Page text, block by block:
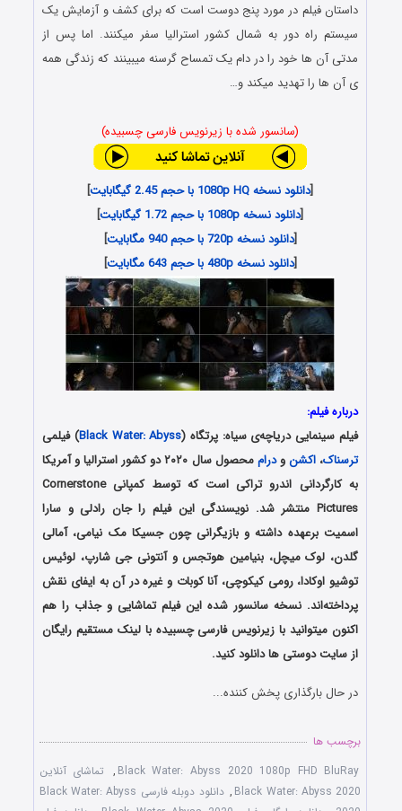
داستان فیلم در مورد پنج دوست است که برای کشف و آزمایش یک
سیستم راه دور به شمال کشور استرالیا سفر میکنند. اما پس از
مدتی آن ها خود را در دام یک تمساح گرسنه میبینند که زندگی همه
ی آن ها را تهدید میکند و…
(سانسور شده با زیرنویس فارسی چسبیده)
[دانلود نسخه 1080p HQ با حجم 2.45 گیگابایت
]
[دانلود نسخه 1080p با حجم 1.72 گیگابایت
]
[دانلود نسخه 720p با حجم 940 مگابایت
]
[دانلود نسخه 480p با حجم 643 مگابایت ]
درباره فیلم:
فیلم سینمایی دریاچه‌ی سیاه: پرتگاه (Black Water: Abyss) فیلمی
ترسناک،اکشنودرام
محصول سال ۲۰۲۰ دو کشور استرالیا و آمریکا
به کارگردانی اندرو تراکی است که توسط کمپانی Cornerstone
Pictures منتشر شد. نویسندگی این فیلم را جان رادلی و سارا
اسمیت برعهده داشته و بازیگرانی چون جسیکا مک نیامی، آمالی
گلدن، لوک میچل، بنیامین هوتجس و آنتونی جی شارپ، لوئیس
توشیو اوکادا، رومی کیکوچی، آنا کوبات و غیره در آن به ایفای نقش
پرداخته‌اند. نسخه سانسور شده این فیلم تماشایی و جذاب را هم
اکنون میتوانید با زیرنویس فارسی چسبیده با لینک مستقیم رایگان
از سایت دوستی ها دانلود کنید.
در حال بارگذاری پخش کننده...
برچسب ها
Black Water: Abyss 2020 1080p FHD BluRay
, تماشای آنلاین
Black Water: Abyss 2020
,
دانلود دوبله فارسی Black Water: Abyss